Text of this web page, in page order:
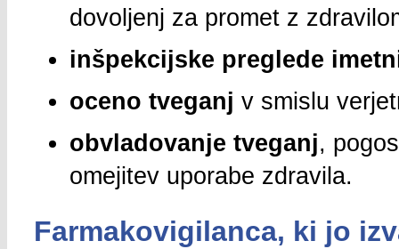
dovoljenj za promet z
inšpekcijske preglede
oceno tveganj v smislu
obvladovanje tveganj,
omejitev uporabe zdravila.
Farmakovigilanca, ki jo